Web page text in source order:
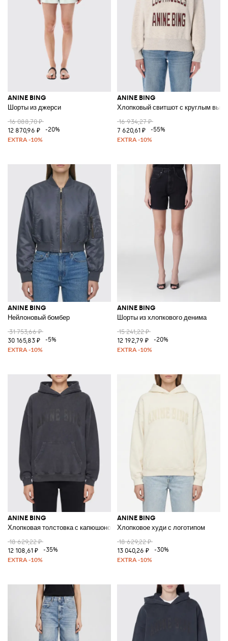
ANINE BING
Шорты из джерси
16 088,70 ₽
12 870,96 ₽
-20%
ANINE BING
Хлопковый свитшот с круглым
16 934,27 ₽
7 620,61 ₽
-55%
ANINE BING
Нейлоновый бомбер
31 753,66 ₽
30 165,83 ₽
-5%
ANINE BING
Шорты из хлопкового денима
15 241,22 ₽
12 192,79 ₽
-20%
ANINE BING
Хлопковая толстовка с капюшоном
18 629,22 ₽
12 108,61 ₽
-35%
ANINE BING
Хлопковое худи с логотипом
18 629,22 ₽
13 040,26 ₽
-30%